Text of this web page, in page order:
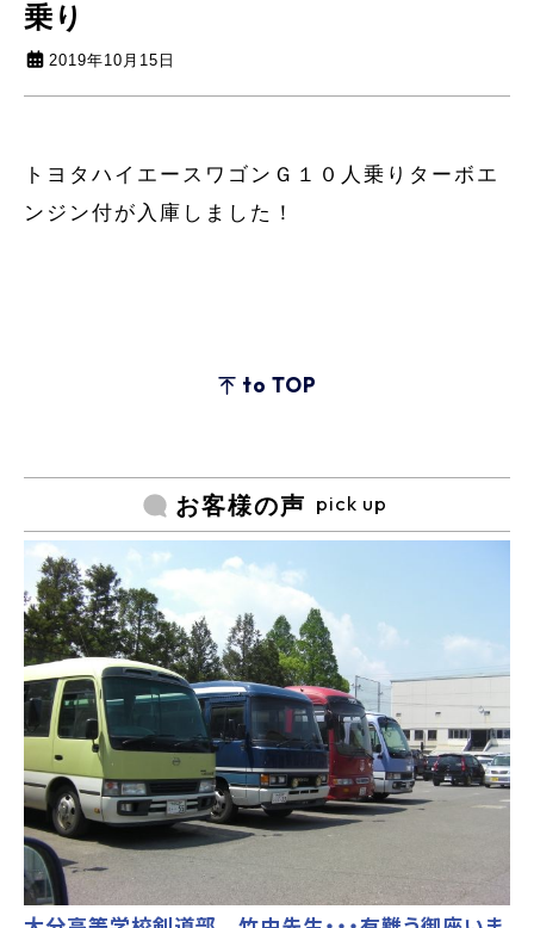
乗り
2019年10月15日
トヨタハイエースワゴンＧ１０人乗りターボエ
ンジン付が入庫しました！
to TOP
お客様の声 pick up